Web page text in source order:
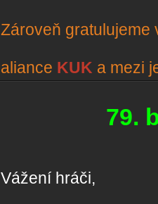
Zároveň gratulujeme
aliance KUK a mezi
79.
Vážení hráči,